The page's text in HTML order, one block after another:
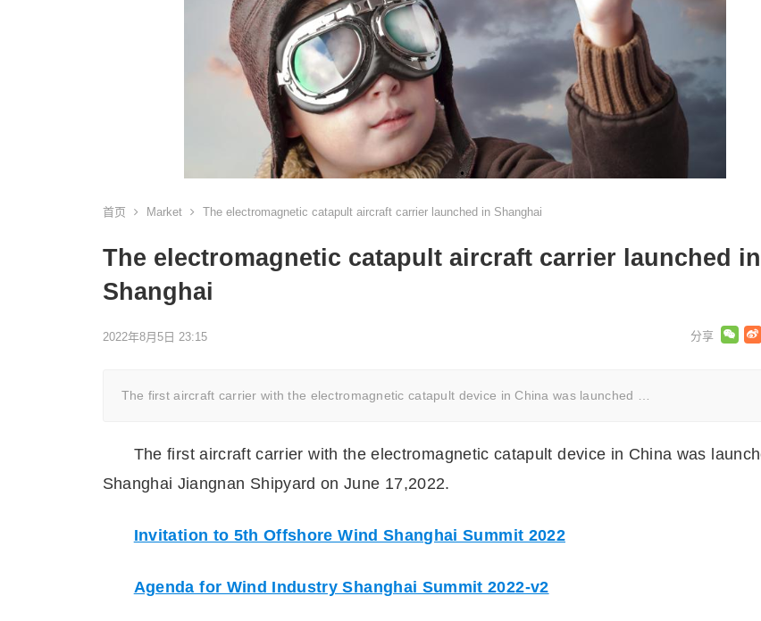
首页 Market The electromagnetic catapult aircraft carrier launched in Shanghai
The electromagnetic catapult aircraft carrier launched in
Shanghai
2022年8月5日 23:15
The first aircraft carrier with the electromagnetic catapult device in China was launched …
The first aircraft carrier with the electromagnetic catapult device in China was
Shanghai Jiangnan Shipyard on June 17,2022.
Invitation to 5th Offshore Wind Shanghai Summit 2022
Agenda for Wind Industry Shanghai Summit 2022-v2